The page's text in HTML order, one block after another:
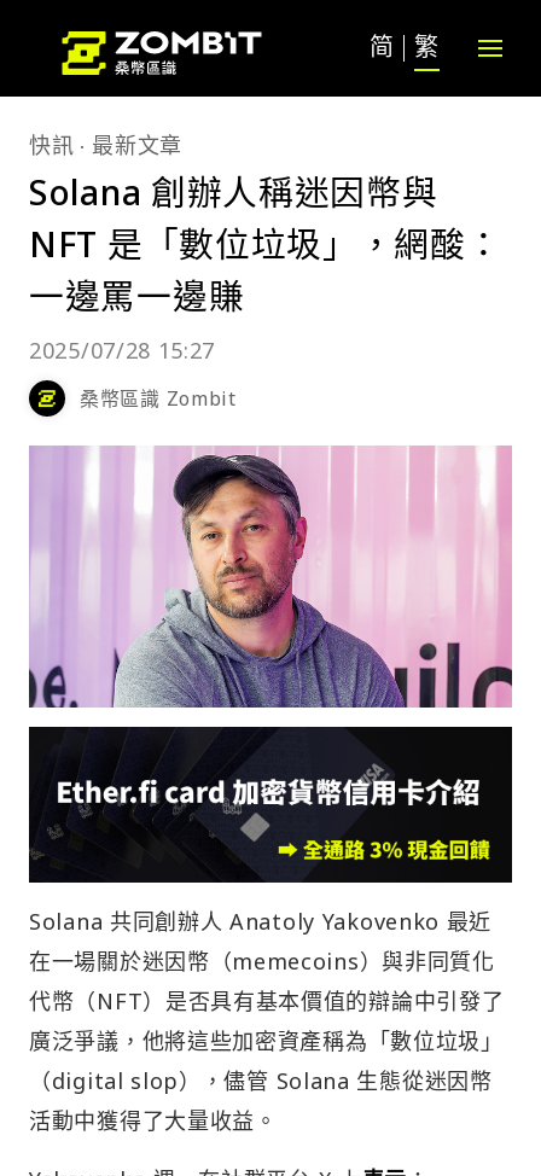
简 繁
快訊 最新文章
Solana 創辦人稱迷因幣與
NFT 是「數位垃圾」，網酸：
一邊罵一邊賺
2025/07/28 15:27
桑幣區識 Zombit
Solana 共同創辦人 Anatoly Yakovenko 最近
在一場關於迷因幣（memecoins）與非同質化
代幣（NFT）是否具有基本價值的辯論中引發了
廣泛爭議，他將這些加密資產稱為「數位垃圾」
（digital slop），儘管 Solana 生態從迷因幣
活動中獲得了大量收益。